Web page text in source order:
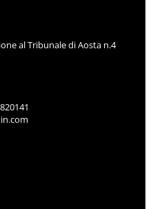
al Tribunale di Aosta n.4